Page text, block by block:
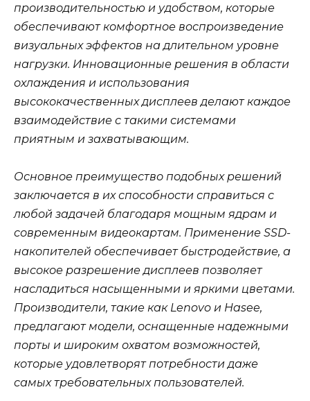
производительностью и удобством, которые
обеспечивают комфортное воспроизведение
визуальных эффектов на длительном уровне
нагрузки. Инновационные решения в области
охлаждения и использования
высококачественных дисплеев делают каждое
взаимодействие с такими системами
приятным и захватывающим.
Основное преимущество подобных решений
заключается в их способности справиться с
любой задачей благодаря мощным ядрам и
современным видеокартам. Применение SSD-
накопителей обеспечивает быстродействие, а
высокое разрешение дисплеев позволяет
насладиться насыщенными и яркими цветами.
Производители, такие как Lenovo и Hasee,
предлагают модели, оснащенные надежными
порты и широким охватом возможностей,
которые удовлетворят потребности даже
самых требовательных пользователей.